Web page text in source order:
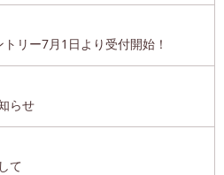
リー7月1日より受付開始！
らせ
て